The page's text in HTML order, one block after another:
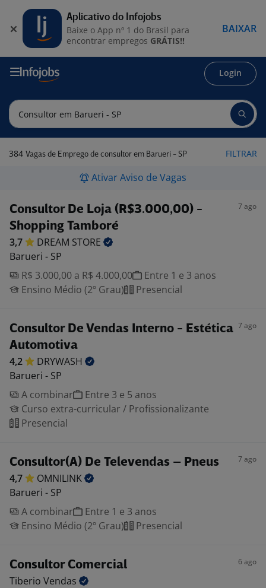
Login
384 Vagas de Emprego de consultor em Barueri - SP FILTRAR
Ativar Aviso de Vagas
Consultor De Loja (R$3.000,00) -
Shopping Tamboré
7 ago
3,7 DREAM STORE
Barueri - SP
R$ 3.000,00 a R$ 4.000,00
Entre 1 e 3 anos
Ensino Médio (2º Grau)
Presencial
Consultor De Vendas Interno - Estética
Automotiva
7 ago
4,2
DRYWASH
Barueri - SP
A combinar
Entre 3 e 5 anos
Curso extra-curricular / Profissionalizante
Presencial
Consultor(A) De Televendas – Pneus 7 ago
4,7
OMNILINK
Barueri - SP
A combinar
Entre 1 e 3 anos
Ensino Médio (2º Grau)
Presencial
Consultor Comercial 6 ago
Tiberio Vendas
Aplicativo do Infojobs
Baixe o App nº 1 do Brasil para
encontrar empregos GRÁTIS!!
BAIXAR